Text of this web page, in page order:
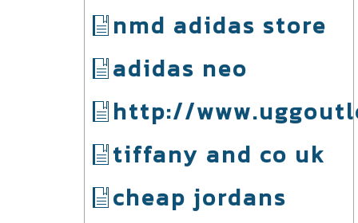
nmd adidas store
adidas neo
http://
tiffany and co uk
cheap jordans